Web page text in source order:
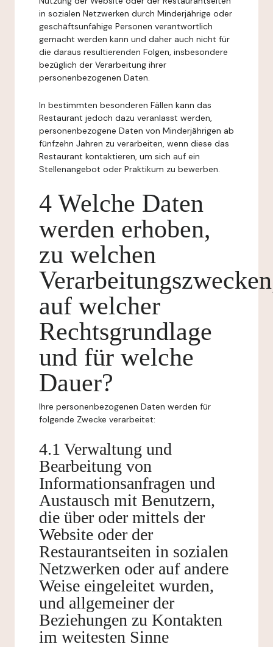
in sozialen Netzwerken durch Minderjährige oder
geschäftsunfähige Personen verantwortlich
gemacht werden kann und daher auch nicht für
die daraus resultierenden Folgen, insbesondere
bezüglich der Verarbeitung ihrer
personenbezogenen Daten.
In bestimmten besonderen Fällen kann das
Restaurant jedoch dazu veranlasst werden,
personenbezogene Daten von Minderjährigen ab
fünfzehn Jahren zu verarbeiten, wenn diese das
Restaurant kontaktieren, um sich auf ein
Stellenangebot oder Praktikum zu bewerben.
4 Welche Daten
werden erhoben,
zu welchen
auf welcher
Rechtsgrundlage
und für welche
Dauer?
Ihre personenbezogenen Daten werden für
folgende Zwecke verarbeitet:
4.1 Verwaltung und
Bearbeitung von
Informationsanfragen und
Austausch mit Benutzern,
die über oder mittels der
Website oder der
Restaurantseiten in sozialen
Netzwerken oder auf andere
Weise eingeleitet wurden,
und allgemeiner der
Beziehungen zu Kontakten
im weitesten Sinne